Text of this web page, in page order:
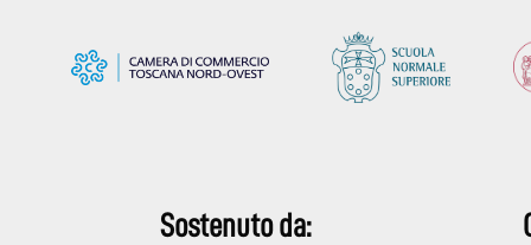
Sostenuto da: